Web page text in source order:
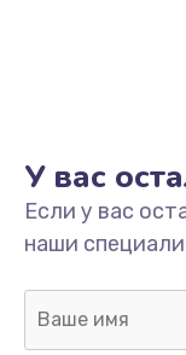
У вас
Если у вас
наши